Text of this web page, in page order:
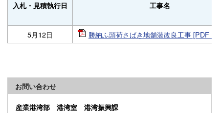
入札・見積執行日 工事名
5月12日 勝納ふ頭荷さばき地舗装改良工事 [PDF
お問い合わせ
産業港湾部 港湾室 港湾振興課